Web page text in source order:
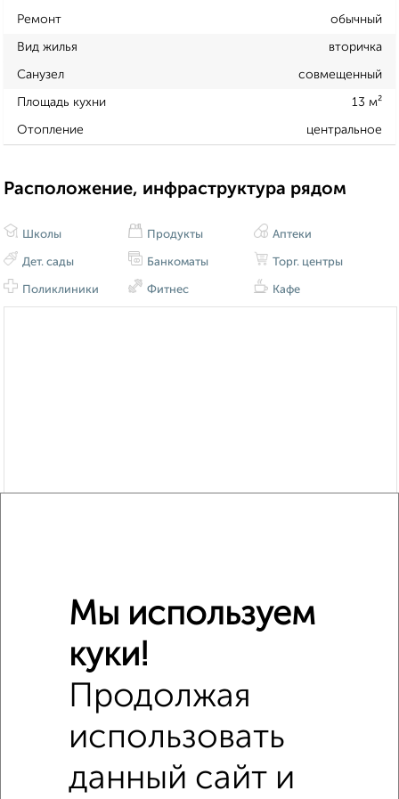
Ремонт обычный
Вид жилья вторичка
Санузел совмещенный
Площадь кухни 13 м²
Отопление центральное
Расположение, инфраструктура рядом
Школы
Дет. сады
Поликлиники
Продукты
Банкоматы
Фитнес
Аптеки
Торг. центры
Кафе
Сравнение средних цен
1‑комнатные квартиры с похожей площадью ±10%
Мы используем
куки!
Продолжая
использовать
данный сайт и